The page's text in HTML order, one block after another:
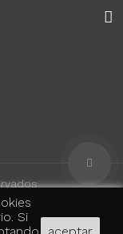
Si